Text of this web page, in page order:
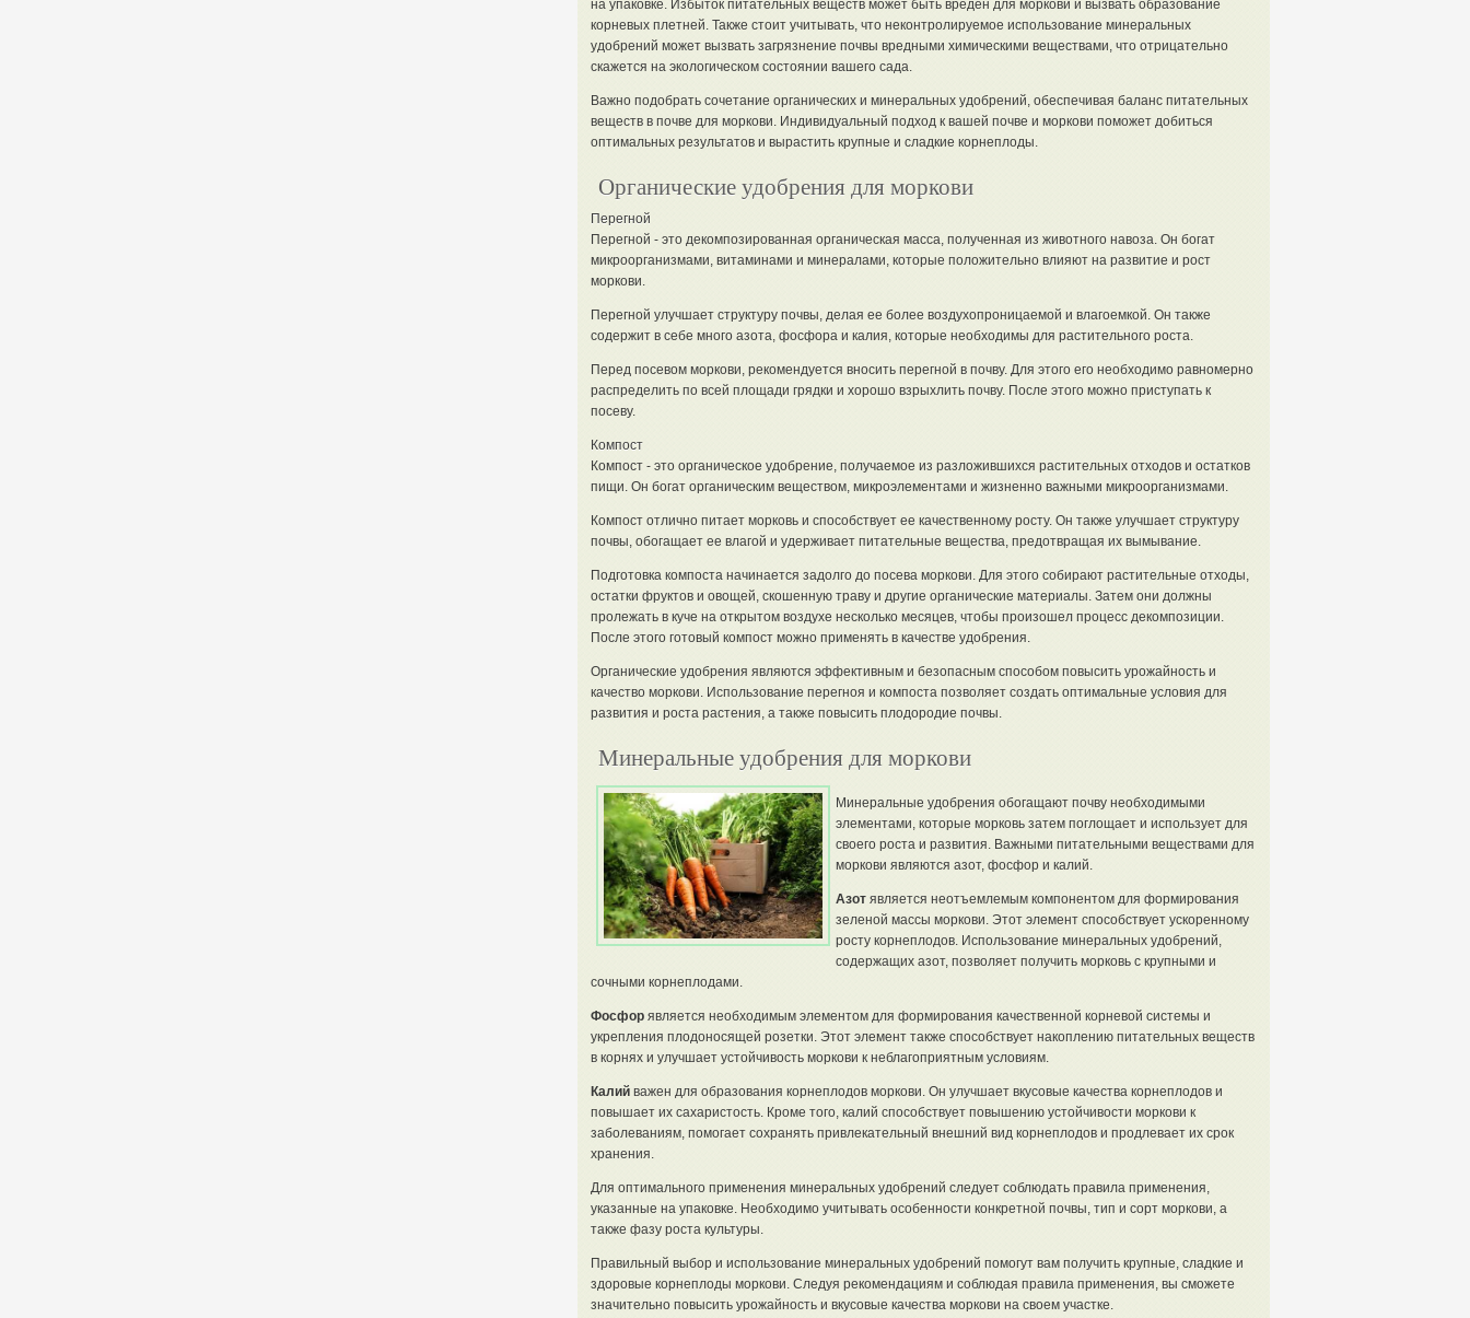
на упаковке. Избыток питательных веществ может быть вреден для моркови и вызвать образование
корневых плетней. Также стоит учитывать, что неконтролируемое использование минеральных
удобрений может вызвать загрязнение почвы вредными химическими веществами, что отрицательно
скажется на экологическом состоянии вашего сада.
Важно подобрать сочетание органических и минеральных удобрений, обеспечивая баланс питательных
веществ в почве для моркови. Индивидуальный подход к вашей почве и моркови поможет добиться
оптимальных результатов и вырастить крупные и сладкие корнеплоды.
Органические удобрения для моркови
Перегной
Перегной - это декомпозированная органическая масса, полученная из животного навоза. Он богат
микроорганизмами, витаминами и минералами, которые положительно влияют на развитие и рост
моркови.
Перегной улучшает структуру почвы, делая ее более воздухопроницаемой и влагоемкой. Он также
содержит в себе много азота, фосфора и калия, которые необходимы для растительного роста.
Перед посевом моркови, рекомендуется вносить перегной в почву. Для этого его необходимо равномерно
распределить по всей площади грядки и хорошо взрыхлить почву. После этого можно приступать к
посеву.
Компост
Компост - это органическое удобрение, получаемое из разложившихся растительных отходов и остатков
пищи. Он богат органическим веществом, микроэлементами и жизненно важными микроорганизмами.
Компост отлично питает морковь и способствует ее качественному росту. Он также улучшает структуру
почвы, обогащает ее влагой и удерживает питательные вещества, предотвращая их вымывание.
Подготовка компоста начинается задолго до посева моркови. Для этого собирают растительные отходы,
остатки фруктов и овощей, скошенную траву и другие органические материалы. Затем они должны
пролежать в куче на открытом воздухе несколько месяцев, чтобы произошел процесс декомпозиции.
После этого готовый компост можно применять в качестве удобрения.
Органические удобрения являются эффективным и безопасным способом повысить урожайность и
качество моркови. Использование перегноя и компоста позволяет создать оптимальные условия для
развития и роста растения, а также повысить плодородие почвы.
Минеральные удобрения для моркови
Минеральные удобрения обогащают почву необходимыми
элементами, которые морковь затем поглощает и использует для
своего роста и развития. Важными питательными веществами для
моркови являются азот, фосфор и калий.
Азотявляется неотъемлемым компонентом для формирования
зеленой массы моркови. Этот элемент способствует ускоренному
росту корнеплодов. Использование минеральных удобрений,
содержащих азот, позволяет получить морковь с крупными и
сочными корнеплодами.
Фосфорявляется необходимым элементом для формирования качественной корневой системы и
укрепления плодоносящей розетки. Этот элемент также способствует накоплению питательных веществ
в корнях и улучшает устойчивость моркови к неблагоприятным условиям.
Калийважен для образования корнеплодов моркови. Он улучшает вкусовые качества корнеплодов и
повышает их сахаристость. Кроме того, калий способствует повышению устойчивости моркови к
заболеваниям, помогает сохранять привлекательный внешний вид корнеплодов и продлевает их срок
хранения.
Для оптимального применения минеральных удобрений следует соблюдать правила применения,
указанные на упаковке. Необходимо учитывать особенности конкретной почвы, тип и сорт моркови, а
также фазу роста культуры.
Правильный выбор и использование минеральных удобрений помогут вам получить крупные, сладкие и
здоровые корнеплоды моркови. Следуя рекомендациям и соблюдая правила применения, вы сможете
значительно повысить урожайность и вкусовые качества моркови на своем участке.